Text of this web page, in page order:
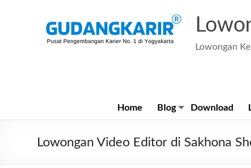
Lowongan
Home Blog Download
Lowongan Video Editor di Sakhona